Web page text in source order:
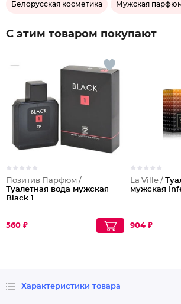
Белорусская косметика Мужская
С этим товаром покупают
Позитив Парфюм /
Туалетная вода мужская
Black 1
560 ₽
La Ville /
мужская
904 ₽
Характеристики товара